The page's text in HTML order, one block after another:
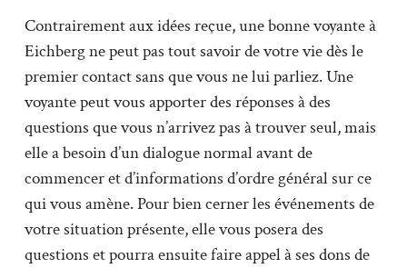
Contrairement aux idées reçue, une bonne voyante à
Eichberg ne peut pas tout savoir de votre vie dès le
premier contact sans que vous ne lui parliez. Une
voyante peut vous apporter des réponses à des
questions que vous n’arrivez pas à trouver seul, mais
elle a besoin d’un dialogue normal avant de
commencer et d’informations d’ordre général sur ce
qui vous amène. Pour bien cerner les événements de
votre situation présente, elle vous posera des
questions et pourra ensuite faire appel à ses dons de